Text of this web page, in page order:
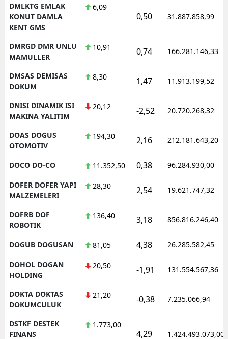
DMLKTG EMLAK
KONUT DAMLA
KENT GMS
6,09
0,50 31.887.858,99
DMRGD DMR UNLU
MAMULLER
10,91 0,74 166.281.146,33
DMSAS DEMISAS
DOKUM
8,30 1,47 11.913.199,52
DNISI DINAMIK ISI
MAKINA YALITIM
20,12 -2,52 20.720.268,32
DOAS DOGUS
OTOMOTIV
194,30 2,16 212.181.643,20
DOCO DO-CO 11.352,50 0,38 96.284.930,00
DOFER DOFER YAPI
MALZEMELERI
28,30 2,54 19.621.747,32
DOFRB DOF
ROBOTIK
136,40 3,18 856.816.246,40
DOGUB DOGUSAN 81,05 4,38 26.285.582,45
DOHOL DOGAN
HOLDING
20,50 -1,91 131.554.567,36
DOKTA DOKTAS
DOKUMCULUK
21,20 -0,38 7.235.066,94
DSTKF DESTEK
FINANS
1.773,00
4,29 1.424.493.073,00